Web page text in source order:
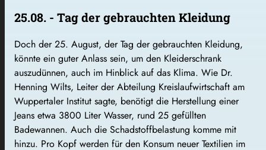
25.08. - Tag der gebrauchten Kleidung
Doch der 25. August, der Tag der gebrauchten Kleidung,
könnte ein guter Anlass sein, um den Kleiderschrank
auszudünnen, auch im Hinblick auf das Klima. Wie Dr.
Henning Wilts, Leiter der Abteilung Kreislaufwirtschaft am
Wuppertaler Institut sagte, benötigt die Herstellung einer
Jeans etwa 3800 Liter Wasser, rund 25 gefüllten
Badewannen. Auch die Schadstoffbelastung komme mit
hinzu. Pro Kopf werden für den Konsum neuer Textilien im